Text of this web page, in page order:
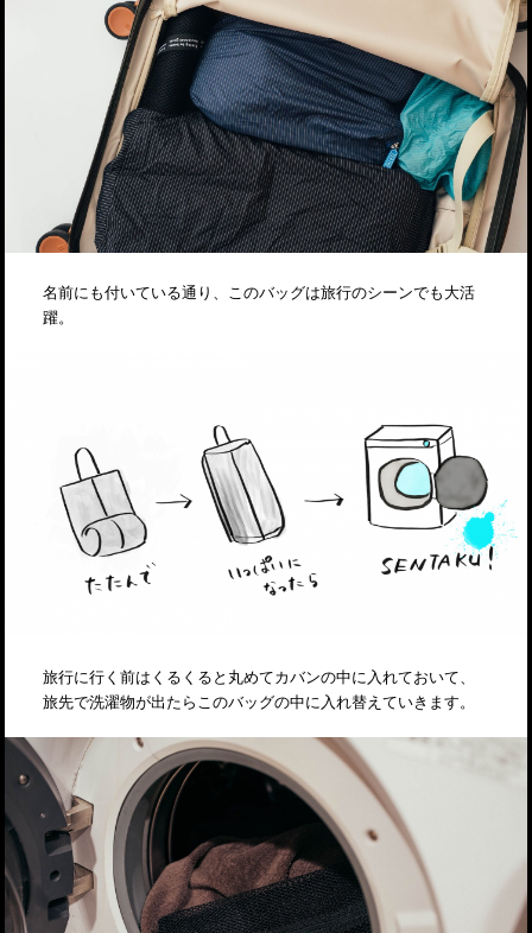
名前にも付いている通り、このバッグは旅行のシーンでも大活
躍。
旅行に行く前はくるくると丸めてカバンの中に入れておいて、
旅先で洗濯物が出たらこのバッグの中に入れ替えていきます。